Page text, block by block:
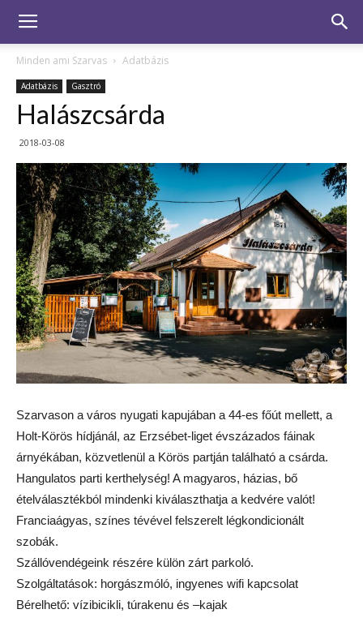
Minden ami Szarvas Adatbázis
Adatbázis Gasztró
Halászcsárda
2018-03-08
Szarvason a város nyugati kapujában a 44-es főút mellett, a
Holt-Körös hídjánál, az Erzsébet-liget évszázados fáinak
árnyékában, közvetlenül a Körös partján található a csárda.
Hangulatos parti kerthelység! A magyaros, házias, bő
ételválasztékból mindenki kiválaszthatja a kedvére valót!
Franciaágyas, színes tévével felszerelt légkondicionált
szobák.
Szállóvendégeink részére külön zárt parkoló.
Szolgáltatások: horgászmóló, ingyenes wifi kapcsolat
Bérelhető: vízibicikli, túrakenu és –kajak